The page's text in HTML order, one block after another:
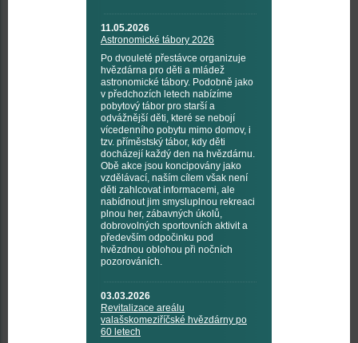
11.05.2026
Astronomické tábory 2026
Po dvouleté přestávce organizuje
hvězdárna pro děti a mládež
astronomické tábory. Podobně jako
v předchozích letech nabízíme
pobytový tábor pro starší a
odvážnější děti, které se nebojí
vícedenního pobytu mimo domov, i
tzv. příměstský tábor, kdy děti
docházejí každý den na hvězdárnu.
Obě akce jsou koncipovány jako
vzdělávací, naším cílem však není
děti zahlcovat informacemi, ale
nabídnout jim smysluplnou rekreaci
plnou her, zábavných úkolů,
dobrovolných sportovních aktivit a
především odpočinku pod
hvězdnou oblohou při nočních
pozorováních.
03.03.2026
Revitalizace areálu
valašskomeziříčské hvězdárny po
60 letech